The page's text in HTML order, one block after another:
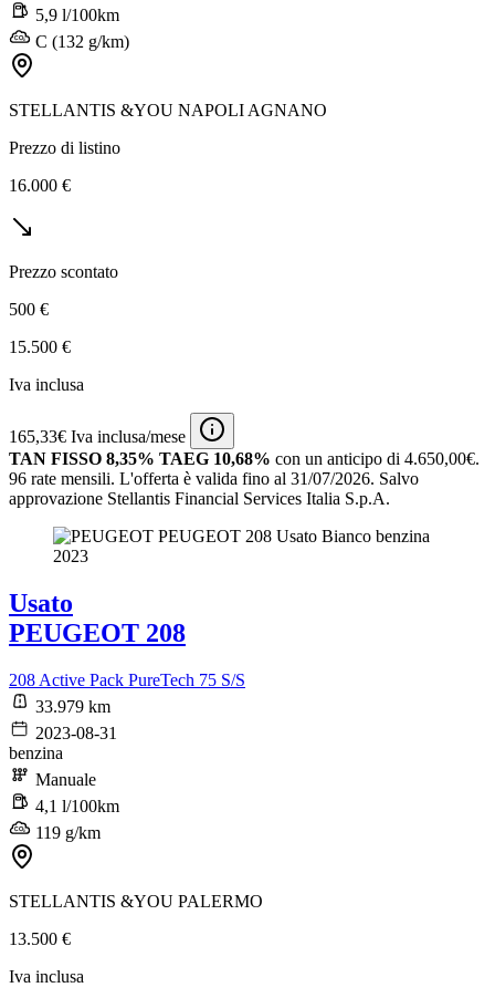
5,9 l/100km
C (132 g/km)
STELLANTIS &YOU NAPOLI AGNANO
Prezzo di listino
16.000 €
Prezzo scontato
500 €
15.500 €
Iva inclusa
165,33€ Iva inclusa/mese
TAN FISSO 8,35% TAEG 10,68% con un anticipo di 4.650,00€.
96 rate mensili. L'offerta è valida fino al 31/07/2026. Salvo
approvazione Stellantis Financial Services Italia S.p.A.
Usato
PEUGEOT 208
208 Active Pack PureTech 75 S/S
33.979 km
2023-08-31
benzina
Manuale
4,1 l/100km
119 g/km
STELLANTIS &YOU PALERMO
13.500 €
Iva inclusa